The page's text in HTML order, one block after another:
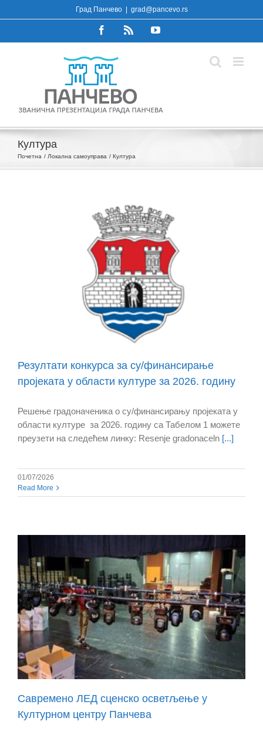
to
Град Панчево grad@pancevo.rs
FacebookRss YouTube
Култура
Почетна Локална самоуправа Култура
Резултати конкурса за су/финансирање
пројеката у области културе за 2026. годину
Решење градоначеника о су/финансирању пројеката у
области културе за 2026. годину са Табелом 1 можете
преузети на следећем линку: Resenje gradonaceln [...]
01/07/2026
Read More
Савремено ЛЕД сценско осветљење у
Културном центру Панчева